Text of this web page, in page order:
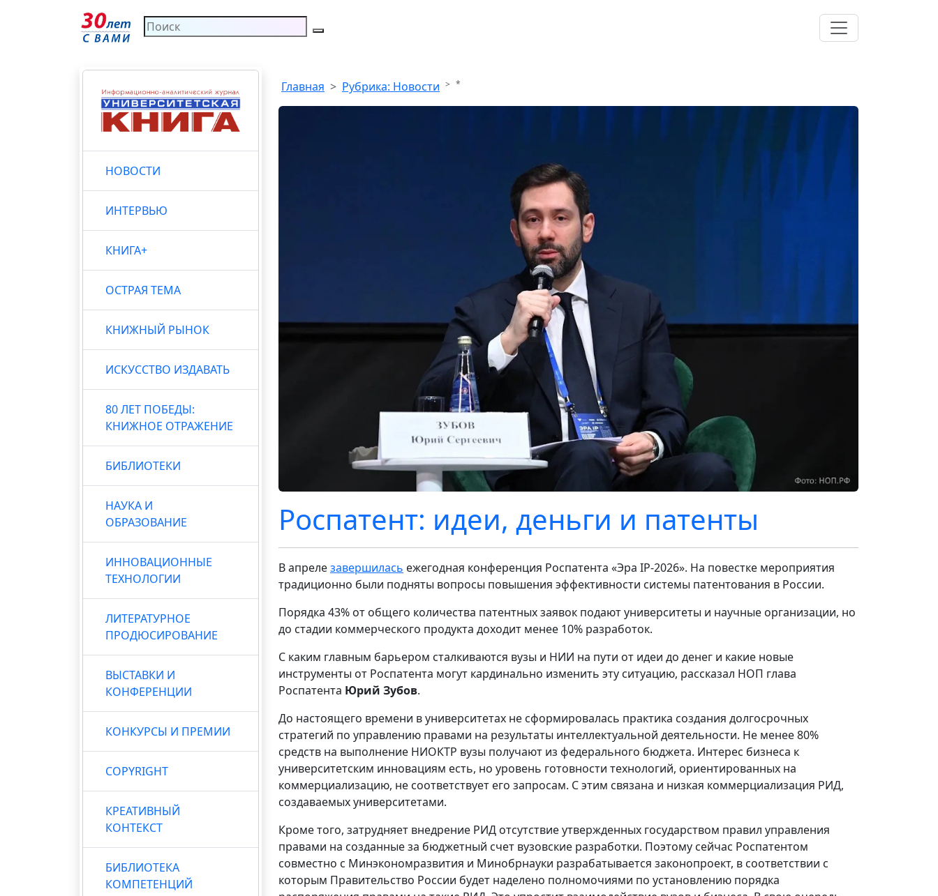
НОВОСТИ
ИНТЕРВЬЮ
КНИГА+
ОСТРАЯ ТЕМА
КНИЖНЫЙ РЫНОК
ИСКУССТВО ИЗДАВАТЬ
80 ЛЕТ ПОБЕДЫ:
КНИЖНОЕ ОТРАЖЕНИЕ
БИБЛИОТЕКИ
НАУКА И
ОБРАЗОВАНИЕ
ИННОВАЦИОННЫЕ
ТЕХНОЛОГИИ
ЛИТЕРАТУРНОЕ
ПРОДЮСИРОВАНИЕ
ВЫСТАВКИ И
КОНФЕРЕНЦИИ
КОНКУРСЫ И ПРЕМИИ
COPYRIGHT
КРЕАТИВНЫЙ
КОНТЕКСТ
БИБЛИОТЕКА
КОМПЕТЕНЦИЙ
Главная Рубрика: Новости *
Роспатент: идеи, деньги и патенты
В апрелезавершилась ежегодная конференция Роспатента «Эра IP-2026». На повестке мероприятия
традиционно были подняты вопросы повышения эффективности системы патентования в России.
Порядка 43% от общего количества патентных заявок подают университеты и научные организации, но
до стадии коммерческого продукта доходит менее 10% разработок.
С каким главным барьером сталкиваются вузы и НИИ на пути от идеи до денег и какие новые
инструменты от Роспатента могут кардинально изменить эту ситуацию, рассказал НОП глава
Роспатента Юрий Зубов.
До настоящего времени в университетах не сформировалась практика создания долгосрочных
стратегий по управлению правами на результаты интеллектуальной деятельности. Не менее 80%
средств на выполнение НИОКТР вузы получают из федерального бюджета. Интерес бизнеса к
университетским инновациям есть, но уровень готовности технологий, ориентированных на
коммерциализацию, не соответствует его запросам. С этим связана и низкая коммерциализация РИД,
создаваемых университетами.
Кроме того, затрудняет внедрение РИД отсутствие утвержденных государством правил управления
правами на созданные за бюджетный счет вузовские разработки. Поэтому сейчас Роспатентом
совместно с Минэкономразвития и Минобрнауки разрабатывается законопроект, в соответствии с
которым Правительство России будет наделено полномочиями по установлению порядка